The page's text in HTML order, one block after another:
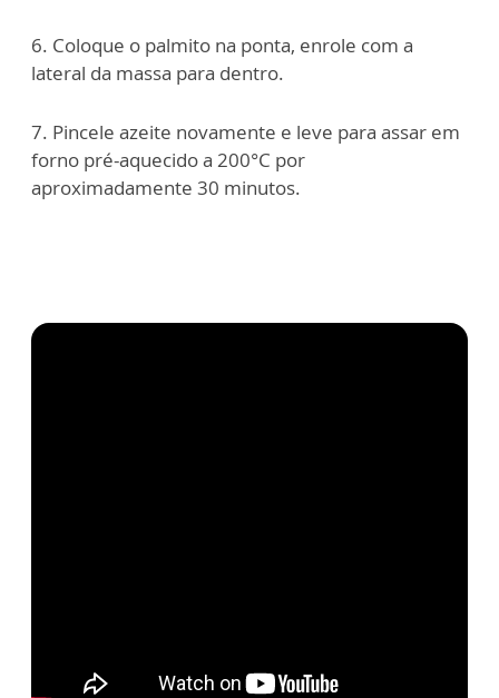
6. Coloque o palmito na ponta, enrole com a
lateral da massa para dentro.
7. Pincele azeite novamente e leve para assar em
forno pré-aquecido a 200°C por
aproximadamente 30 minutos.